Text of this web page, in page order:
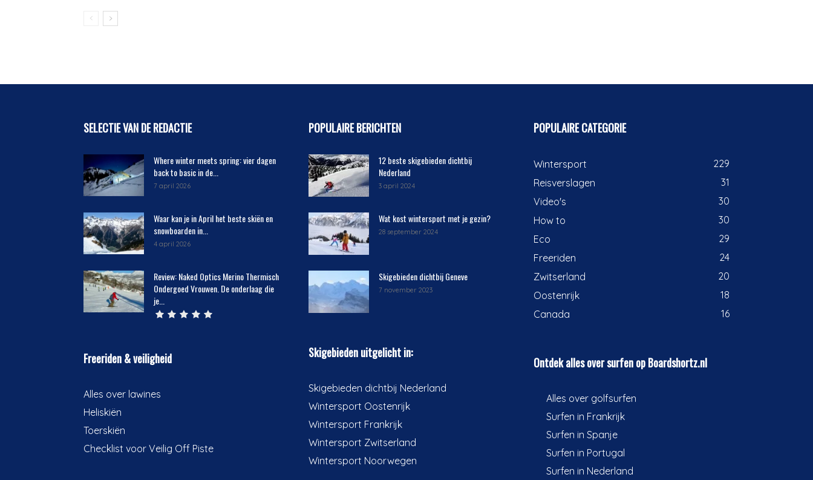
SELECTIE VAN DE REDACTIE
Where winter meets spring: vier dagen
back to basic in de...
7 april 2026
Waar kan je in April het beste skiën en
snowboarden in...
4 april 2026
Review: Naked Optics Merino Thermisch
Ondergoed Vrouwen. De onderlaag die
je...
Freeriden & veiligheid
Alles over lawines
Heliskiën
Toerskiën
Checklist voor Veilig Off Piste
POPULAIRE BERICHTEN
12 beste skigebieden dichtbij
Nederland
3 april 2024
Wat kost wintersport met je gezin?
28 september 2024
Skigebieden dichtbij Geneve
7 november 2023
Skigebieden uitgelicht in:
Skigebieden dichtbij Nederland
Wintersport Oostenrijk
Wintersport Frankrijk
Wintersport Zwitserland
Wintersport Noorwegen
POPULAIRE CATEGORIE
Wintersport
229
Reisverslagen
31
Video's
30
How to
30
Eco
29
Freeriden
24
Zwitserland
20
Oostenrijk
18
Canada
16
Ontdek alles over surfen op Boardshortz.nl
Alles over golfsurfen
Surfen in Frankrijk
Surfen in Spanje
Surfen in Portugal
Surfen in Nederland